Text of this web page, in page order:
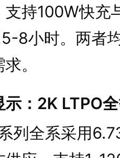
支持100W快充
8小时。两者
。
示：2K LTPO
列全系采用